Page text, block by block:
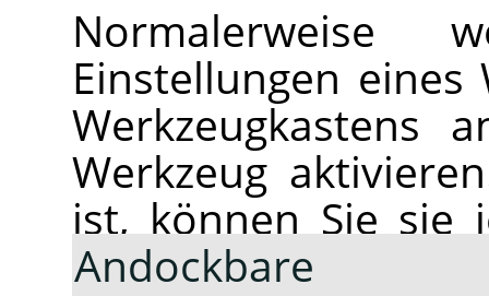
Normalerweise
Einstellungen
Werkzeugkastens
Werkzeug
ist, können Sie sie
Andockbare